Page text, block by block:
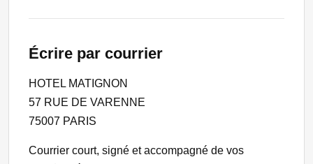
Écrire par courrier
HOTEL MATIGNON
57 RUE DE VARENNE
75007 PARIS
Courrier court, signé et accompagné de vos